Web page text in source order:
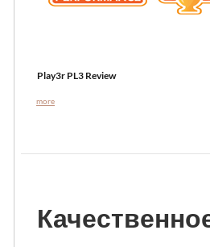
Play3r PL3 Review
more